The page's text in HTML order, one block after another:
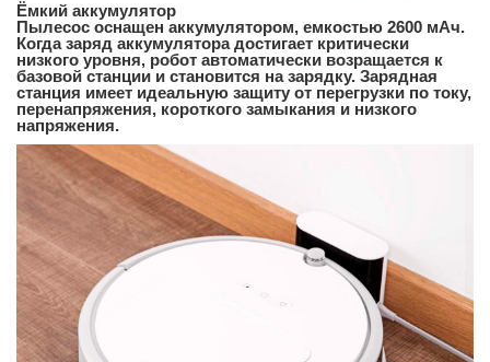
Ёмкий аккумулятор
Пылесос оснащен аккумулятором, емкостью 2600 мАч.
Когда заряд аккумулятора достигает критически
низкого уровня, робот автоматически возращается к
базовой станции и становится на зарядку. Зарядная
станция имеет идеальную защиту от перегрузки по току,
перенапряжения, короткого замыкания и низкого
напряжения.